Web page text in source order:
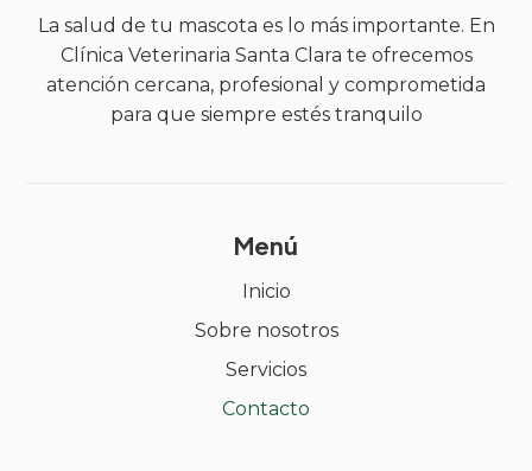
La salud de tu mascota es lo más importante. En
Clínica Veterinaria Santa Clara te ofrecemos
atención cercana, profesional y comprometida
para que siempre estés tranquilo
Menú
Inicio
Sobre nosotros
Servicios
Contacto